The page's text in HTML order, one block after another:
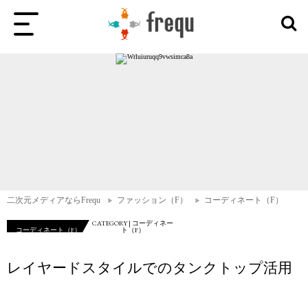
二次元メディアならFrequ ファッション（F） コーディネート（F）
コーディネート（F）
CATEGORY | コーディネー
ト（F）
レイヤードスタイルでのタンクトップ活用